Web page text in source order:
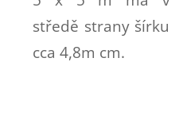
středě strany šírku
cca 4,8m cm.